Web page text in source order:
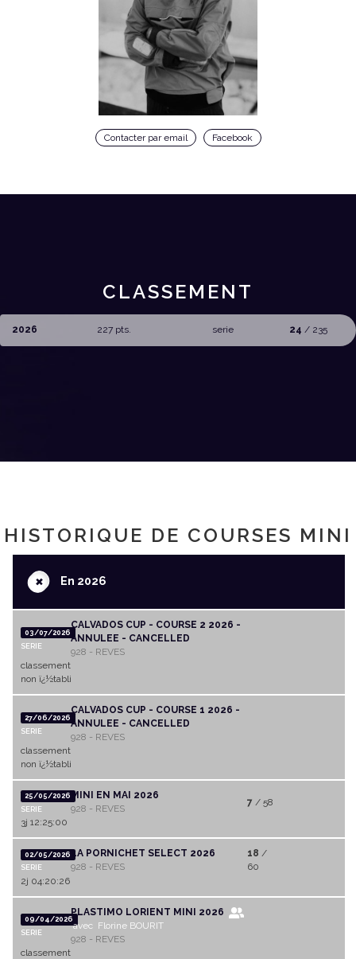
Contacter par email Facebook
CLASSEMENT
2026 227 pts. serie 24 / 235
HISTORIQUE DE COURSES MINI
+En 2026
03/07/2026
SERIE
CALVADOS CUP - COURSE 2 2026 -
ANNULEE - CANCELLED
928 - REVES
classement
non ï¿½tabli
27/06/2026
SERIE
CALVADOS CUP - COURSE 1 2026 -
ANNULEE - CANCELLED
928 - REVES
classement
non ï¿½tabli
25/05/2026
SERIE
MINI EN MAI 2026
928 - REVES
7 / 58
3j 12:25:00
02/05/2026
SERIE
LA PORNICHET SELECT 2026
928 - REVES
18 /
60
2j 04:20:26
09/04/2026
SERIE
PLASTIMO LORIENT MINI 2026
avec Florine BOURIT
928 - REVES
classement